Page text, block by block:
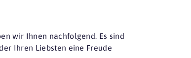
wir Ihnen nachfolgend. Es sind
Ihren Liebsten eine Freude